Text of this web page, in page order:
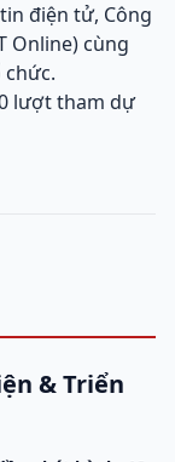
điện tử, Công
Online) cùng
chức.
& Triển